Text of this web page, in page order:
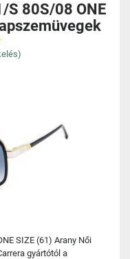
S 80S/08 ONE
SIZE (61) Arany Női
gyártótól a